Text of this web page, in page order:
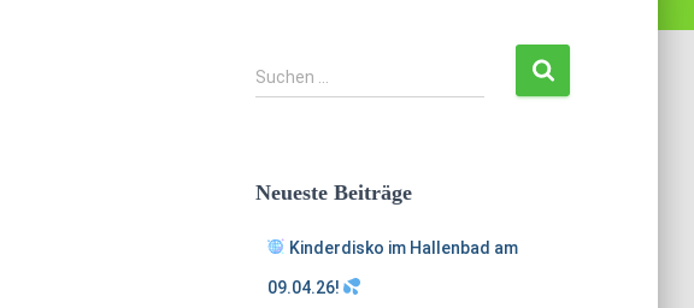
S
u
n
Suchen …
Neueste Beiträge
Kinderdisko im Hallenbad am
09.04.26!